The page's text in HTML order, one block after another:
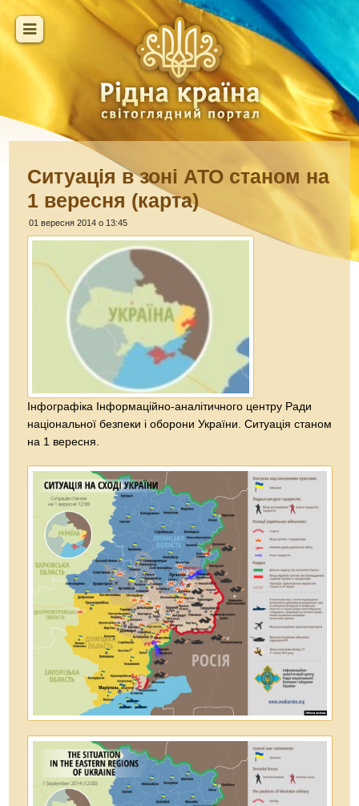
Ситуація в зоні АТО станом на
1 вересня (карта)
01 вересня 2014 о 13:45
Інфографіка Інформаційно-аналітичного центру Ради
національної безпеки і оборони України. Ситуація станом
на 1 вересня.